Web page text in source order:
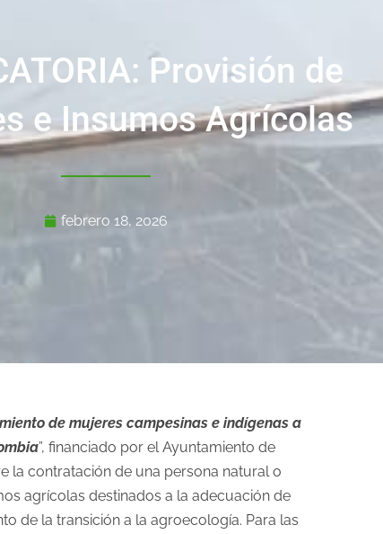
Provisión de
e Insumos Agrícolas
febrero 18, 2026
de mujeres campesinas e indígenas a
”, financiado por el Ayuntamiento de
la contratación de una persona natural o
agrícolas destinados a la adecuación de
de la transición a la agroecología. Para las